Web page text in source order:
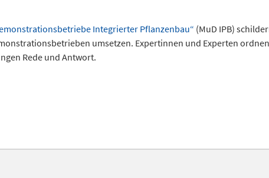
Integrierter Pflanzenbau“ (MuD IPB)
umsetzen. Expertinnen und Experten
Rede und Antwort.